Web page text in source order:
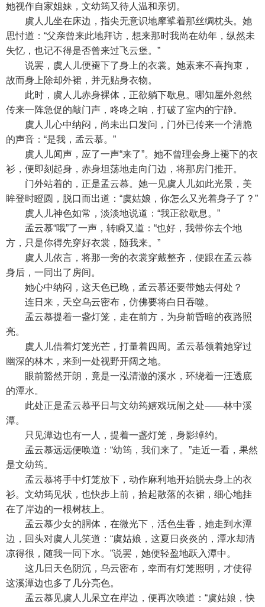
她视作自家姐妹，文幼筠又待人温和亲切。
虞人儿坐在床边，指尖无意识地摩挲着那丝绸枕头。她
思忖道：“父亲曾来此地拜访，想来那时我尚在幼年，纵然未
失忆，也记不得是否曾来过飞云堡。”
说罢，虞人儿便褪下了身上的衣裳。她素来不喜拘束，
故而身上除却外裙，并无贴身衣物。
此时，虞人儿赤身裸体，正欲躺下歇息。哪知屋外忽然
传来一阵急促的敲门声，咚咚之响，打破了室内的宁静。
虞人儿心中纳闷，尚未出口发问，门外已传来一个清脆
的声音：“是我，孟云慕。”
虞人儿闻声，应了一声“来了”。她不曾理会身上褪下的衣
衫，便即刻起身，赤身坦荡地走向门边，将那房门推开。
门外站着的，正是孟云慕。她一见虞人儿如此光景，美
眸登时瞪圆，脱口而出道：“虞姑娘，你怎么又光着身子了？”
虞人儿神色如常，淡淡地说道：“我正欲歇息。”
孟云慕“哦”了一声，转瞬又道：“也好，我带你去个地
方，只是你得先穿好衣裳，随我来。”
虞人儿依言，将那一旁的衣裳穿戴整齐，便跟在孟云慕
身后，一同出了房间。
她心中纳闷，这天色已晚，孟云慕还要带她去何处？
连日来，天空乌云密布，仿佛要将白日吞噬。
孟云慕提着一盏灯笼，走在前方，为身前昏暗的夜路照
亮。
虞人儿借着灯笼光芒，打量着四周。孟云慕领着她穿过
幽深的林木，来到一处视野开阔之地。
眼前豁然开朗，竟是一泓清澈的溪水，环绕着一汪透底
的潭水。
此处正是孟云慕平日与文幼筠嬉戏玩闹之处——林中溪
潭。
只见潭边也有一人，提着一盏灯笼，身影绰约。
孟云慕远远便唤道：“幼筠，我们来了。”走近一看，果然
是文幼筠。
孟云慕将手中灯笼放下，动作麻利地开始脱去身上的衣
衫。文幼筠见状，也快步上前，拾起散落的衣裙，细心地挂
在了岸边的一根树枝上。
孟云慕少女的胴体，在微光下，活色生香，她走到水潭
边，回头对虞人儿笑道：“虞姑娘，这夏日炎炎的，潭水却清
凉得很，随我一同下水。”说罢，她便轻盈地跃入潭中。
这几日天色阴沉，乌云密布，幸而有灯笼照明，才使得
这溪潭边也多了几分亮色。
孟云慕见虞人儿呆立在岸边，便再次唤道：“虞姑娘，快